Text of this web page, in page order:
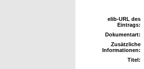
elib-URL des
Eintrags:
Dokumentart:
Zusätzliche
Informationen:
Titel: